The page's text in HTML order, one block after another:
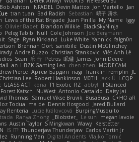
Bob Ashton INFADEL Devin Mattox Jon Martello
Jan
tran tuan Bad Radish Sebastian 暁子 清水
Lewis of the Rat Brigade Juan Pinilla My Name Iggy
Olivier Babet Brandon Wilkie BlackSkyNinja
Peleg Tabib Null Cole Johnson Joe Bergmann
Sage Ryan Kirkland Luke White Yannick falgn0n
Brennan Oort sanxbile Dustin McGlinchey
Andre Buzzo Christian Stankovic Việt Anh Lê
Sean 乐 音 Petros 眠瓏 James John Deere
an l BZK Gaming Leo chen zhen
MODECAM
Pierce Артем Бардин nagi FranklinTremplin JL
Christian Lee Robert Hankinson M0TH Jack Ü
LCQP
GLASS ACT kona T1 Exotic RZ abby! ll Stanced
Forest Katsch NuWest Antonio Castaldo Daisy Jai
Thomas Samuel Vikse Bruvik BusaBusa C+HO aR
Todua ma de Dennis Hosgood
Jared Bullard
Renteria Lucie Královcová BurpingMusquito
Ranya Zhong _Blobster_ Le sun
megan lavoie
Austin Taylor S Mingkwan Wawy Kerstetter
IS IT? Thunderjaw Thunderjaw Carlos Martin Jr
Running Man Digital Ancients Vlajko Tomić